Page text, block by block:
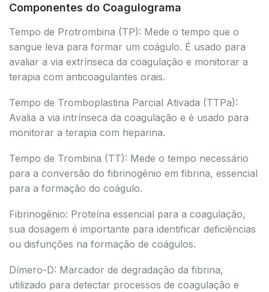
Componentes do Coagulograma
Tempo de Protrombina (TP): Mede o tempo que o
sangue leva para formar um coágulo. É usado para
avaliar a via extrínseca da coagulação e monitorar a
terapia com anticoagulantes orais.
Tempo de Tromboplastina Parcial Ativada (TTPa):
Avalia a via intrínseca da coagulação e é usado para
monitorar a terapia com heparina.
Tempo de Trombina (TT): Mede o tempo necessário
para a conversão do fibrinogênio em fibrina, essencial
para a formação do coágulo.
Fibrinogênio: Proteína essencial para a coagulação,
sua dosagem é importante para identificar deficiências
ou disfunções na formação de coágulos.
Dímero-D: Marcador de degradação da fibrina,
utilizado para detectar processos de coagulação e